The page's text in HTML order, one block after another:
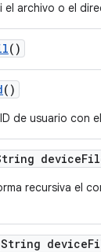
el archivo o el
()
()
de usuario con
device
recursiva el
device